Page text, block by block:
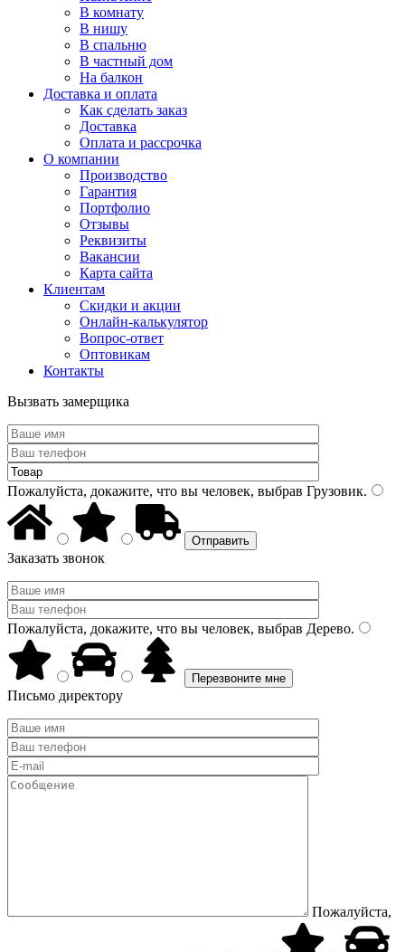
В комнату
В нишу
В спальню
В частный дом
На балкон
Доставка и оплата
Как сделать заказ
Доставка
Оплата и рассрочка
О компании
Производство
Гарантия
Портфолио
Отзывы
Реквизиты
Вакансии
Карта сайта
Клиентам
Скидки и акции
Онлайн-калькулятор
Вопрос-ответ
Оптовикам
Контакты
Вызвать замерщика
Пожалуйста, докажите, что вы человек, выбрав Грузовик.
Заказать звонок
Пожалуйста, докажите, что вы человек, выбрав Дерево.
Письмо директору
Пожалуйста,